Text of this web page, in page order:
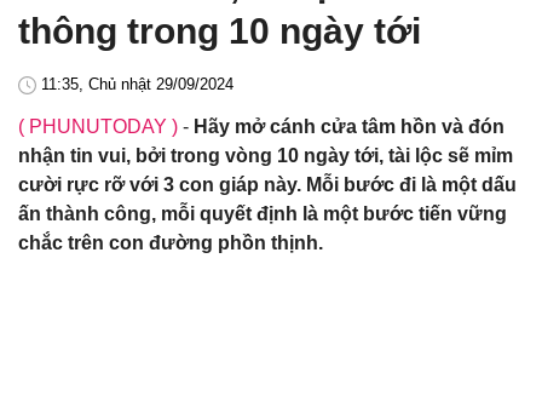
thông trong 10 ngày tới
11:35, Chủ nhật 29/09/2024
( PHUNUTODAY ) - Hãy mở cánh cửa tâm hồn và đón
nhận tin vui, bởi trong vòng 10 ngày tới, tài lộc sẽ mỉm
cười rực rỡ với 3 con giáp này. Mỗi bước đi là một dấu
ấn thành công, mỗi quyết định là một bước tiến vững
chắc trên con đường phồn thịnh.